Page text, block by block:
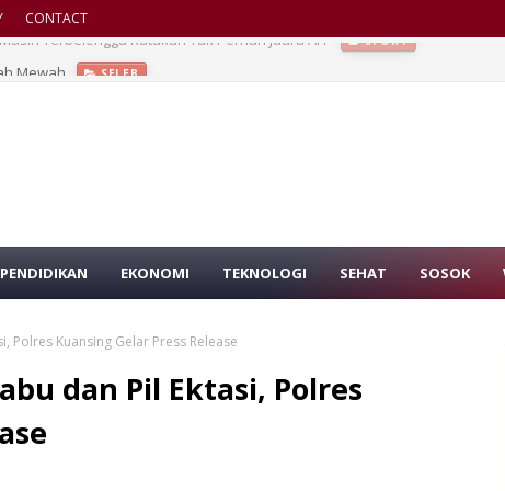
CONTACT
SELEB
PENDIDIKAN EKONOMI TEKNOLOGI SEHAT SOSOK
Polres Kuansing Gelar Press Release
dan Pil Ektasi, Polres